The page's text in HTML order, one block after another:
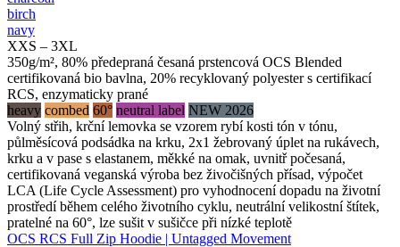
birch
navy
XXS – 3XL
350g/m², 80% předepraná česaná prstencová OCS Blended
certifikovaná bio bavlna, 20% recyklovaný polyester s certifikací
RCS, enzymaticky prané
heavy combed 60° neutral label NEW 2026
Volný střih, krční lemovka se vzorem rybí kosti tón v tónu,
půlměsícová podsádka na krku, 2x1 žebrovaný úplet na rukávech,
krku a v pase s elastanem, měkké na omak, uvnitř počesaná,
certifikovaná veganská výroba bez živočišných přísad, výpočet
LCA (Life Cycle Assessment) pro vyhodnocení dopadu na životní
prostředí během celého životního cyklu, neutrální velikostní štítek,
pratelné na 60°, lze sušit v sušičce při nízké teplotě
OCS RCS Full Zip Hoodie | Untagged Movement